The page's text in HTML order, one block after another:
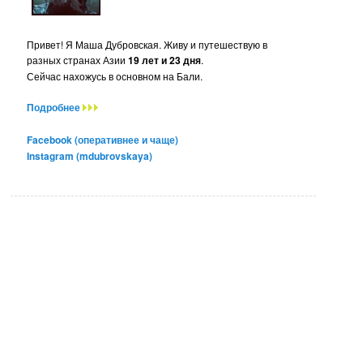
Привет! Я Маша Дубровская. Живу и путешествую в
разных странах Азии19 лет и 23 дня.
Сейчас нахожусь в основном на Бали.
Подробнее
Facebook (оперативнее и чаще)
Instagram (mdubrovskaya)